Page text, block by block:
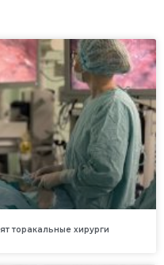
торакальные хирурги